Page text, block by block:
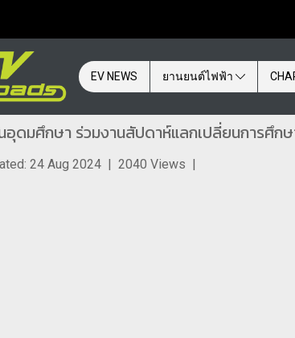
EV NEWS ยานยนต์ไฟฟ้า
อุดมศึกษา ร่วมงานสัปดาห์แลกเปลี่ยนการศึ
24 Aug 2024 | 2040 Views |